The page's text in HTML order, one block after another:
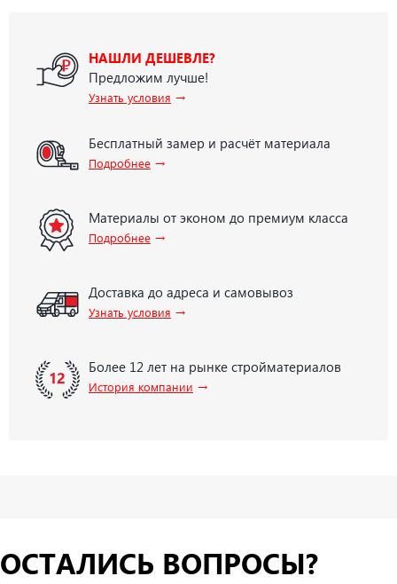
НАШЛИ ДЕШЕВЛЕ?
Предложим лучше!
Узнать условия →
Бесплатный замер и расчёт материала
Подробнее →
Материалы от эконом до премиум класса
Подробнее →
Доставка до адреса и самовывоз
Узнать условия →
Более 12 лет на рынке стройматериалов
История компании →
ОСТАЛИСЬ ВОПРОСЫ?